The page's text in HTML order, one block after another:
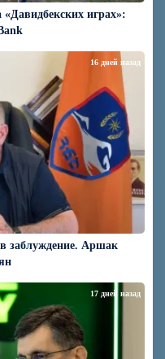
играх»:
заблуждение. Аршак
16 дней назад
17 дней назад